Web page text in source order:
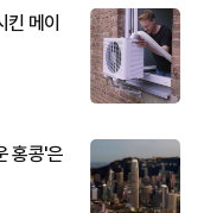
킨 메이
홍콩'은